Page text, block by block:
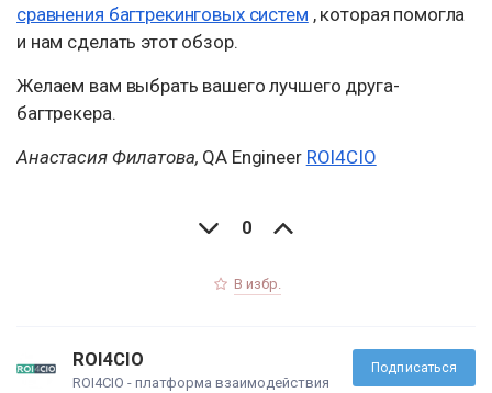
сравнения багтрекинговых систем , которая помогла
и нам сделать этот обзор.
Желаем вам выбрать вашего лучшего друга-
багтрекера.
Анастасия Филатова, QA Engineer ROI4CIO
0
В избр.
Подписаться
ROI4CIO
ROI4CIO - платформа взаимодействия